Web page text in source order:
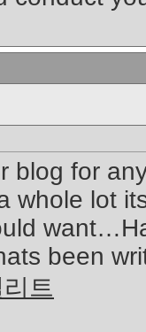
blog for
whole lot
been
트